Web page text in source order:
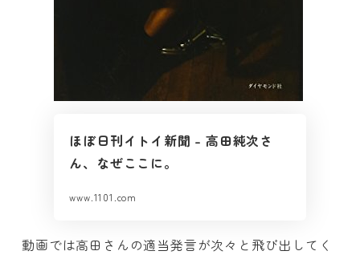
ほぼ日刊イトイ新聞 – 高田純次さ
ん、なぜここに。
www.1101.com
動画では高田さんの適当発言が次々と飛び出してく